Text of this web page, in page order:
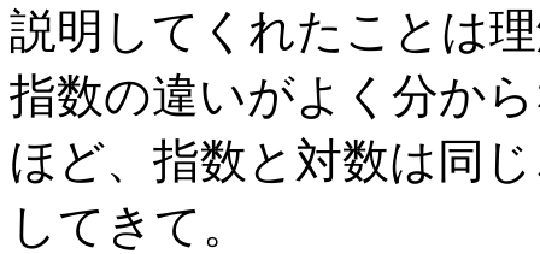
説明してくれたことは
指数の違いがよく分か
ほど、指数と対数は同
してきて。